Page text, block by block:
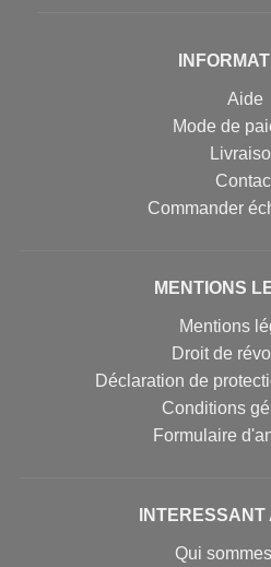
Aide
Mode de
Commander
MENTIONS
Mentions
Droit de
Déclaration de
Conditions
Formulaire
INTERESSANT
Qui